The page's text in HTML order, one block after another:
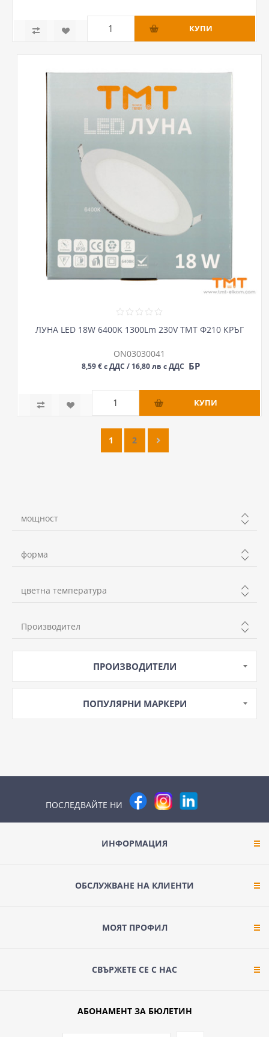
ЛУНА LED 18W 6400K 1300Lm 230V ТМТ Ф210 КРЪГ
ON03030041
8,59 € с ДДС / 16,80 лв с ДДС БР
1 2
мощност
над 10w
форма
кръг
цветна температура
студена
Производител
ПРОИЗВОДИТЕЛИ
ПОПУЛЯРНИ МАРКЕРИ
ПОСЛЕДВАЙТЕ НИ
ИНФОРМАЦИЯ
ОБСЛУЖВАНЕ НА КЛИЕНТИ
МОЯТ ПРОФИЛ
СВЪРЖЕТЕ СЕ С НАС
АБОНАМЕНТ ЗА БЮЛЕТИН